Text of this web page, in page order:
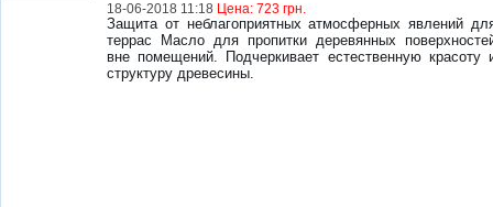
18-06-2018 11:18 Цена:723 грн.
Защита от неблагоприятных атмосферных явлений
террас Масло для пропитки деревянных
вне помещений. Подчеркивает естественную красоту
структуру древесины.